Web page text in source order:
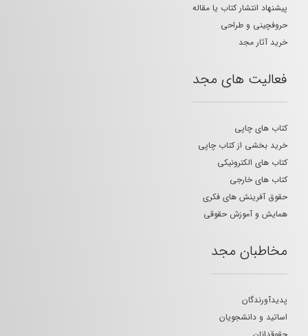
پیشنهاد انتشار کتاب یا مقاله
حروفچینی و طراحی
خرید آثار مجد
فعالیت های مجد
کتاب های چاپی
خرید بخشی از کتاب چاپی
کتاب های الکترونیکی
کتاب های خارجی
حقوق آفرینش های فکری
همایش و آموزش حقوقی
مخاطبان مجد
پدیدآورندگان
اساتید و دانشجویان